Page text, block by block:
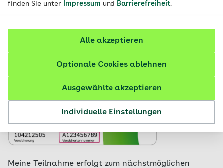
finden Sie unter
Impressum und Barrierefreiheit.
Individuelle Einstellungen
Ausgewählte akzeptieren
Optionale Cookies ablehnen
Alle akzeptieren
Meine Teilnahme erfolgt zum nächstmöglichen